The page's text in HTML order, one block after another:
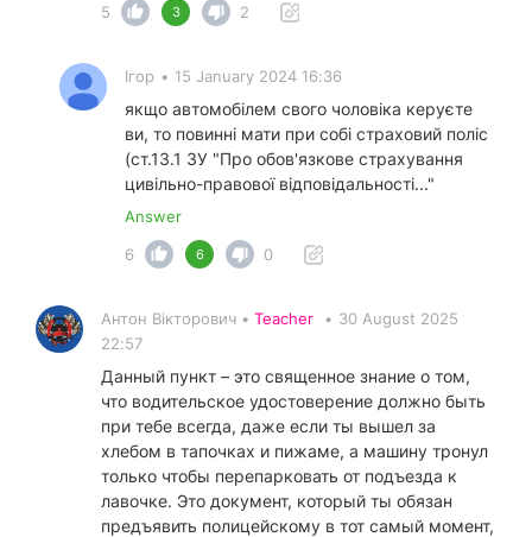
5
3 2
Ігор • 15 January 2024 16:36
якщо автомобілем свого чоловіка керуєте
ви, то повинні мати при собі страховий поліс
(ст.13.1 ЗУ "Про обов'язкове страхування
цивільно-правової відповідальності..."
Answer
6
6 0
Антон Вікторович • Teacher • 30 August 2025
22:57
Данный пункт – это священное знание о том,
что водительское удостоверение должно быть
при тебе всегда, даже если ты вышел за
хлебом в тапочках и пижаме, а машину тронул
только чтобы перепарковать от подъезда к
лавочке. Это документ, который ты обязан
предъявить полицейскому в тот самый момент,